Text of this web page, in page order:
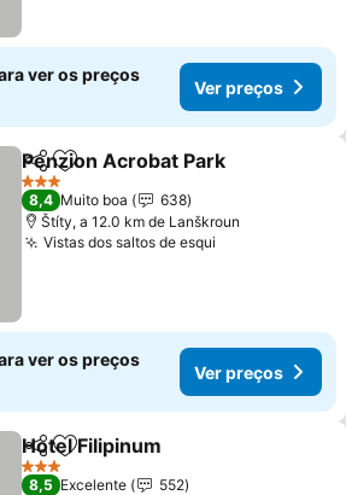
ver os preços
Ver preços
PartilharAdicionar aos favoritos
Penzion Acrobat Park
3 Estrelas
8,4 Muito boa
638
Štíty, a 12.0 km de Lanškroun
Vistas dos saltos de esqui
ver os preços
Ver preços
PartilharAdicionar aos favoritos
Hotel Filipinum
3 Estrelas
8,5 Excelente
552